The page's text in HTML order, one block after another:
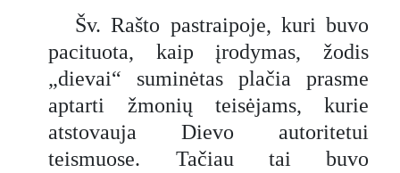
Šv. Rašto pastraipoje, kuri buvo
pacituota, kaip įrodymas, žodis
„dievai“ suminėtas plačia prasme
aptarti žmonių teisėjams, kurie
atstovauja Dievo autoritetui
teismuose. Tačiau tai buvo